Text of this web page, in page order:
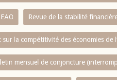
Revue de la stabilité
sur la compétitivité des économies de
mensuel de conjoncture